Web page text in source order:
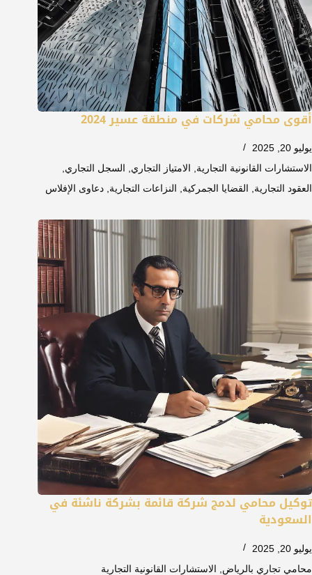
أقوى محامي شركات في منطقة عسير 2024
يوليو 20, 2025
الاستشارات القانونية التجارية, الامتياز التجاري, السجل التجاري,
العقود التجارية, القضايا الجمركية, النزاعات التجارية, دعاوى الإفلاس
توكيل محامي لدمج شركة قائمة بشركة ناشئة في
السعودية
يوليو 20, 2025
محامي تجاري بالرياض
الاستشارات القانونية التجارية